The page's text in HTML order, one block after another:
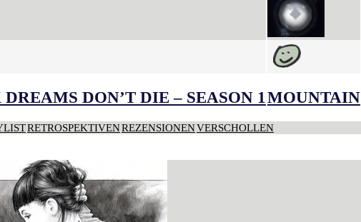
DON’T DIE – SEASON 1MOUNTAIN
RETROSPEKTIVENREZENSIONENVERSCHOLLEN